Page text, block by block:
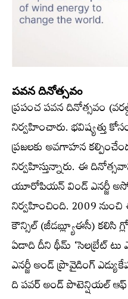
పవన దినోత్సవం
ప్రపంచ పవన దినోత్సవం
నిర్వహించారు. భవిష్యత్తు
ప్రజలకు అవగాహన
నిర్వహిస్తున్నారు. ఈ
యూరోపియన్‌ విండ్‌ ఎనర్జీ
నిర్వహించింది. 2009 నుంచి
కౌన్సిల్‌ (జీడబ్ల్యూఈసీ) కలిసి
ఏడాది దీని థీమ్‌ ‘సెలబ్రేట్‌
ఎనర్జీ అండ్‌ ప్రొవైడింగ్‌
ది పవర్‌ అండ్‌ పొటెన్షియల్‌ ఆఫ్‌